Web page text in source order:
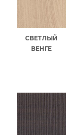
СВЕТЛЫЙ
ВЕНГЕ